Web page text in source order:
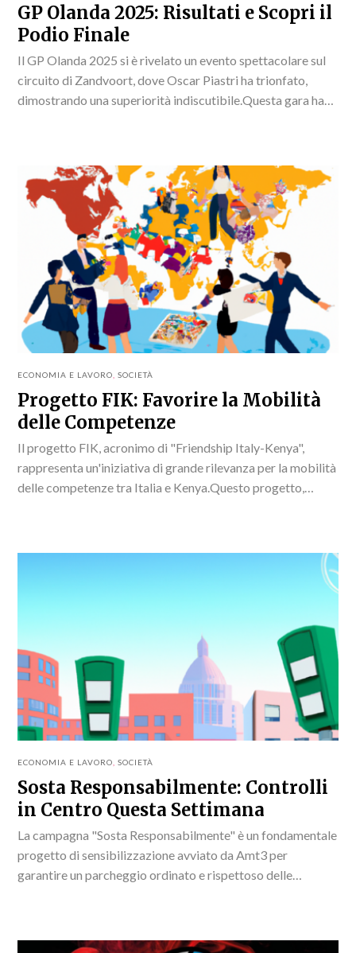
GP Olanda 2025: Risultati e Scopri il
Podio Finale
Il GP Olanda 2025 si è rivelato un evento spettacolare sul
circuito di Zandvoort, dove Oscar Piastri ha trionfato,
dimostrando una superiorità indiscutibile.Questa gara ha
ECONOMIA E LAVORO ,SOCIETÀ
Progetto FIK: Favorire la Mobilità
delle Competenze
Il progetto FIK, acronimo di "Friendship Italy-Kenya",
rappresenta un'iniziativa di grande rilevanza per la mobilità
delle competenze tra Italia e Kenya.Questo progetto,
ECONOMIA E LAVORO ,SOCIETÀ
Sosta Responsabilmente: Controlli
in Centro Questa Settimana
La campagna "Sosta Responsabilmente" è un fondamentale
progetto di sensibilizzazione avviato da Amt3 per
garantire un parcheggio ordinato e rispettoso delle